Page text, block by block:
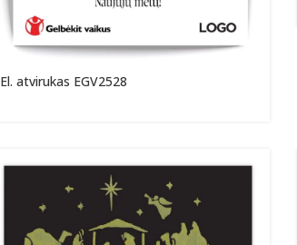
El. atvirukas EGV2528